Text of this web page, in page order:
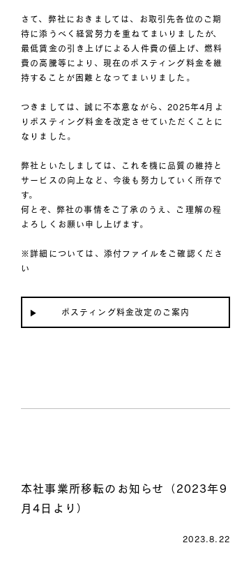
さて、弊社におきましては、お取引先各位のご期
待に添うべく経営努力を重ねてまいりましたが、
最低賃金の引き上げによる人件費の値上げ、燃料
費の高騰等により、現在のポスティング料金を維
持することが困難となってまいりました。
つきましては、誠に不本意ながら、2025年4月よ
りポスティング料金を改定させていただくことに
なりました。
弊社といたしましては、これを機に品質の維持と
サービスの向上など、今後も努力していく所存で
す。
何とぞ、弊社の事情をご了承のうえ、ご理解の程
よろしくお願い申し上げます。
※詳細については、添付ファイルをご確認くださ
い
ポスティング料金改定のご案内
本社事業所移転のお知らせ（2023年9
月4日より）
2023.8.22